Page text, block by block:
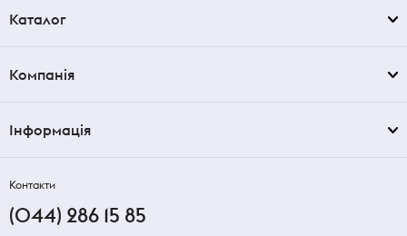
Каталог
Компанія
Інформація
Контакти
(044) 286 15 85